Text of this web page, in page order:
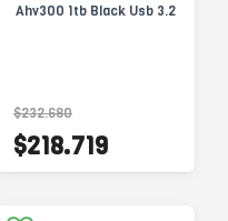
Ahv300 1tb Black Usb 3.2
$232.680
$218.719